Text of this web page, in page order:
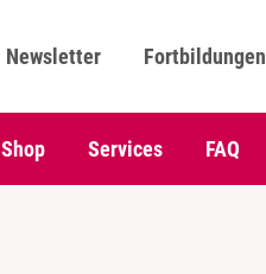
Newsletter Fortbildungen
Shop Services FAQ